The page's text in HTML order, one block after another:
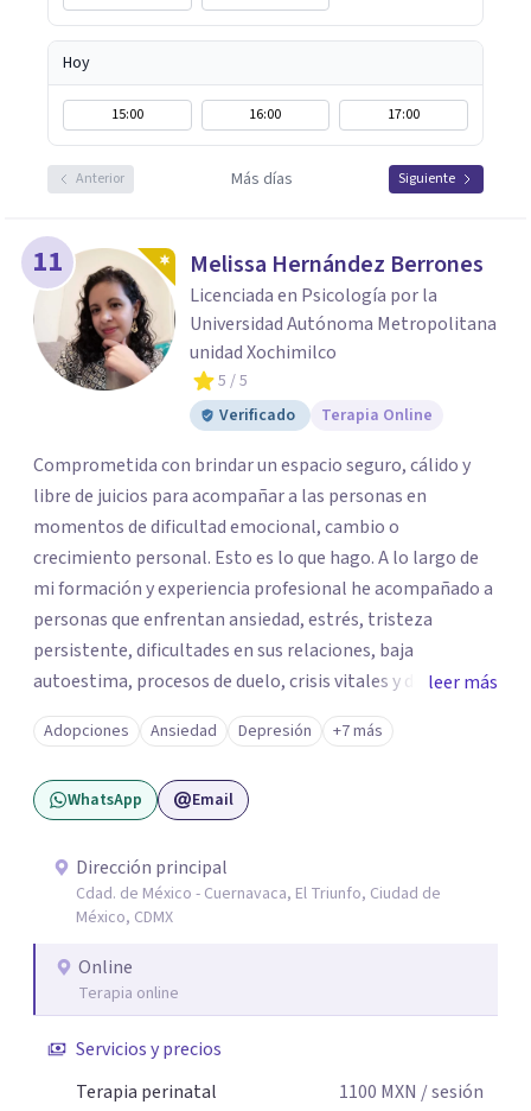
Hoy
15:00 16:00 17:00
Anterior Más días Siguiente
11 Melissa Hernández Berrones
Licenciada en Psicología por la
Universidad Autónoma Metropolitana
unidad Xochimilco
5 / 5
Verificado
Terapia Online
Comprometida con brindar un espacio seguro, cálido y
libre de juicios para acompañar a las personas en
momentos de dificultad emocional, cambio o
crecimiento personal. Esto es lo que hago. A lo largo de
mi formación y experiencia profesional he acompañado a
personas que enfrentan ansiedad, estrés, tristeza
persistente, dificultades en sus relaciones, baja
autoestima, procesos de duelo, crisis vitales y desafíos
relacionados con la adaptación a nuevas etapas de la vida.
Mi enfoque se basa en la escucha empática, el respeto por
la historia de cada persona y el trabajo conjunto para
desarrollar herramientas que favorezcan el bienestar
que buscar ayuda psicológica es un acto de valentía y
autocuidado. Mi objetivo es acompañarte para que puedas
comprender mejor lo que estás viviendo, fortalecer tus
recursos personales y construir una vida más plena y
congruente con tus necesidades y valores.
leer más
Adopciones Ansiedad Depresión +7 más
WhatsApp Email
Dirección principal
Cdad. de México - Cuernavaca, El Triunfo, Ciudad de
México, CDMX
Online
Terapia online
Servicios y precios
Terapia perinatal
1100 MXN / sesión